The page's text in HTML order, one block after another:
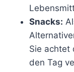
Snacks:
Sie achtet
den Tag